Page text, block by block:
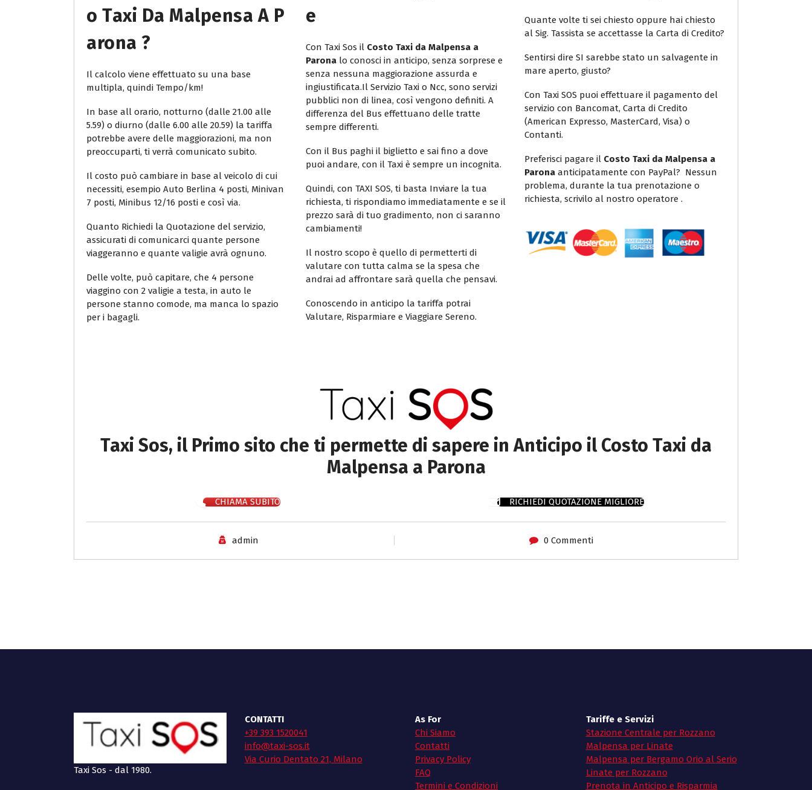
O Taxi Da Malpensa A P
Arona ?
Il calcolo viene effettuato su una base
multipla, quindi Tempo/km!
In base all orario, notturno (dalle 21.00 alle
5.59) o diurno (dalle 6.00 alle 20.59) la tariffa
potrebbe avere delle maggiorazioni, ma non
preoccuparti, ti verrà comunicato subito.
Il costo può cambiare in base al veicolo di cui
necessiti, esempio Auto Berlina 4 posti, Minivan
7 posti, Minibus 12/16 posti e così via.
Quanto Richiedi la Quotazione del servizio,
assicurati di comunicarci quante persone
viaggeranno e quante valigie avrà ognuno.
Delle volte, può capitare, che 4 persone
viaggino con 2 valigie a testa, in auto le
persone stanno comode, ma manca lo spazio
per i bagagli.
E
Con Taxi Sos il Costo Taxi da Malpensa a
Parona lo conosci in anticipo, senza sorprese e
senza nessuna maggiorazione assurda e
ingiustificata.Il Servizio Taxi o Ncc, sono servizi
pubblici non di linea, così vengono definiti. A
differenza del Bus effettuano delle tratte
sempre differenti.
Con il Bus paghi il biglietto e sai fino a dove
puoi andare, con il Taxi è sempre un incognita.
Quindi, con TAXI SOS, ti basta Inviare la tua
richiesta, ti rispondiamo immediatamente e se il
prezzo sarà di tuo gradimento, non ci saranno
cambiamenti!
Il nostro scopo è quello di permetterti di
valutare con tutta calma se la spesa che
andrai ad affrontare sarà quella che pensavi.
Conoscendo in anticipo la tariffa potrai
Valutare, Risparmiare e Viaggiare Sereno.
Quante volte ti sei chiesto oppure hai chiesto
al Sig. Tassista se accettasse la Carta di Credito?
Sentirsi dire SI sarebbe stato un salvagente in
mare aperto, giusto?
Con Taxi SOS puoi effettuare il pagamento del
servizio con Bancomat, Carta di Credito
(American Expresso, MasterCard, Visa) o
Contanti.
Preferisci pagare il Costo Taxi da Malpensa a
Parona anticipatamente con PayPal? Nessun
problema, durante la tua prenotazione o
richiesta, scrivilo al nostro operatore .
Taxi Sos, il Primo sito che ti permette di sapere in Anticipo il Costo Taxi da
Malpensa a Parona
CHIAMA SUBITO RICHIEDI QUOTAZIONE MIGLIORE
admin 0 Commenti
Taxi Sos - dal 1980.
CONTATTI
+39 393 1520041
info@taxi-sos.it
Via Curio Dentato 21, Milano
As For
Chi Siamo
Contatti
Privacy Policy
FAQ
Termini e Condizioni
Tariffe e Servizi
Stazione Centrale per Rozzano
Malpensa per Linate
Malpensa per Bergamo Orio al Serio
Linate per Rozzano
Prenota in Anticipo e Risparmia